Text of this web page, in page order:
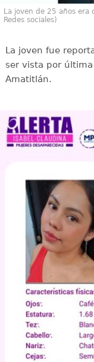
La joven de 25 años
Redes sociales)
La joven fue
ser vista por última
Amatitlán.